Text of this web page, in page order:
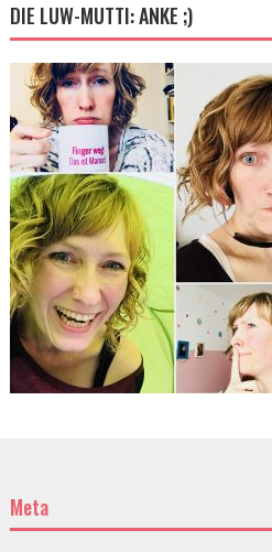
DIE LUW-MUTTI: ANKE ;)
Meta